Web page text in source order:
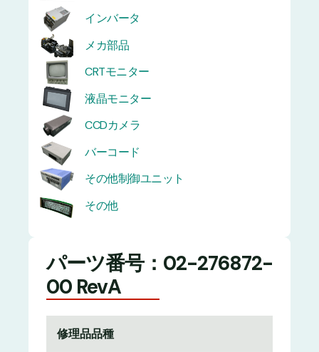
インバータ
メカ部品
CRTモニター
液晶モニター
CCDカメラ
バーコード
その他制御ユニット
その他
パーツ番号：02-276872-
00 RevA
修理品品種